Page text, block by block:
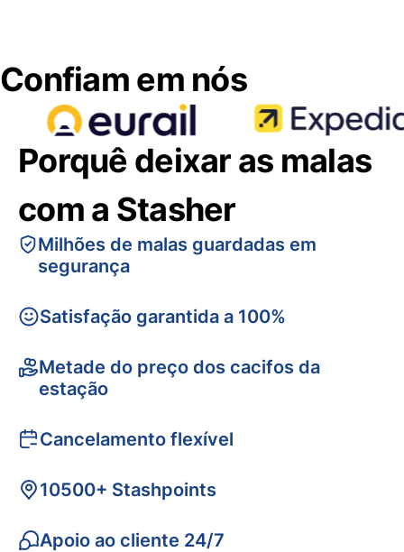
Confiam em nós
Porquê deixar as malas
com a Stasher
Milhões de malas guardadas em
segurança
Satisfação garantida a 100%
Metade do preço dos cacifos da
estação
Cancelamento flexível
10500+ Stashpoints
Apoio ao cliente 24/7